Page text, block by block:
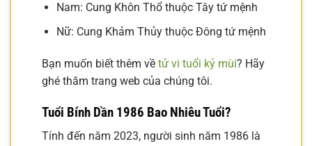
Nam: Cung Khôn Thổ thuộc Tây tứ mệnh
Nữ: Cung Khảm Thủy thuộc Đông tứ mệnh
Bạn muốn biết thêm về tử vi tuổi kỷ mùi? Hãy
ghé thăm trang web của chúng tôi.
Tuổi Bính Dần 1986 Bao Nhiêu Tuổi?
Tính đến năm 2023, người sinh năm 1986 là